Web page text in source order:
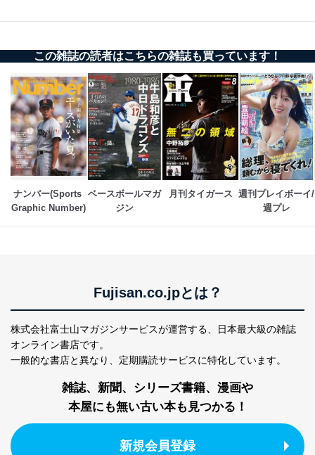
※上記の利用目的のうちNo.1～5については保有個人デ
開示等のご請求に対応させていただきます。
なお、6、7については、パートナー（提携企業）様又は
各SNS運営会社様にご請求いただきますようお願い致し
ます。
３．個人情報の第三者提供について
当社は、取得した個人情報を適切に管理し､あらかじめ
本人の同意を得ることなく第三者に提供することはあり
ません。ただし、次の場合は除きます。
法令に基づく場合
人の生命､身体または財産の保護のために必要がある
場合であって、本人の同意を得ることが困難であると
き。
た者が法令の定める事務を遂行することに対して協力
する必要がある場合であって、本人の同意を得ること
により当該事務の遂行に支障を及ぼすおそれがあると
き。
上記２．の利用目的を実施するために守秘義務を結ん
だ企業に、業務の一部として個人情報の取扱いを委
供先企業に個人情報を開示することがあります。
委託・提供先企業は具体的には以下のような企業です
トカード決済などの決済代行・料金回収会社、広
この雑誌の読者はこちらの雑誌も買っています！
ナンバー(Sports
Graphic Number)
ベースボールマガ
ジン
月刊タイガース 週刊プレイボーイ/
週プレ
Fujisan.co.jpとは？
株式会社富士山マガジンサービスが運営する、
日本最大級の雑誌
オンライン書店です。
一般的な書店と異なり、 定期購読サービスに特化しています。
雑誌、新聞、シリーズ書籍、漫画や
本屋にも無い古い本も見つかる！
新規会員登録